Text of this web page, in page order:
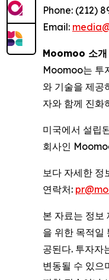
Phone: (212)
Email:
Moomoo 소개
Moomoo는 투
와 기술을 제공
자와 함께 진화
미국에서 설립
회사인
보다 자세한 정
연락처:
본 자료는 정보
을 위한 목적일
공된다. 투자자
변동될 수 있으